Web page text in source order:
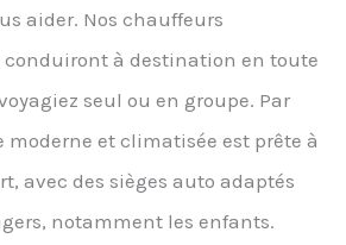
aider. Nos chauffeurs
conduiront à destination en toute
seul ou en groupe. Par
et climatisée est prête à
avec des sièges auto adaptés
notamment les enfants.